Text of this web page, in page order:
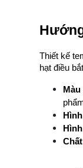
Thiết kế
hạt điều